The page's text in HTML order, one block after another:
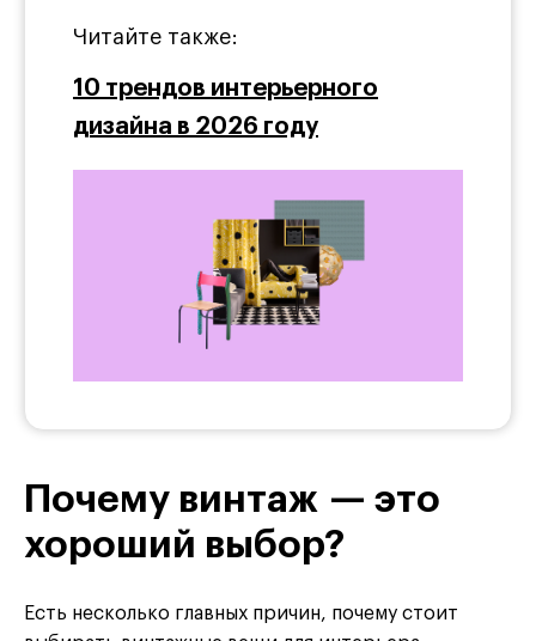
Читайте также:
10 трендов интерьерного
дизайна в 2026 году
Почему винтаж — это
хороший выбор?
Есть несколько главных причин, почему стоит